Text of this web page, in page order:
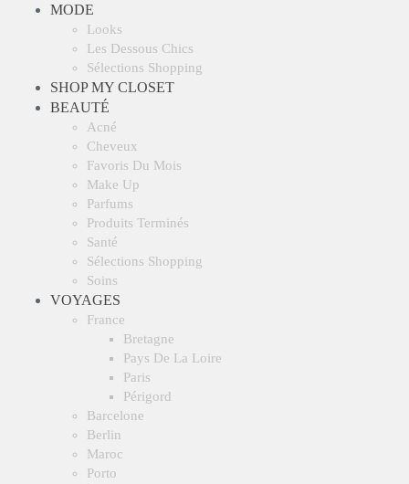
MODE
Looks
Les Dessous Chics
Sélections Shopping
SHOP MY CLOSET
BEAUTÉ
Acné
Cheveux
Favoris Du Mois
Make Up
Parfums
Produits Terminés
Santé
Sélections Shopping
Soins
VOYAGES
France
Bretagne
Pays De La Loire
Paris
Périgord
Barcelone
Berlin
Maroc
Porto